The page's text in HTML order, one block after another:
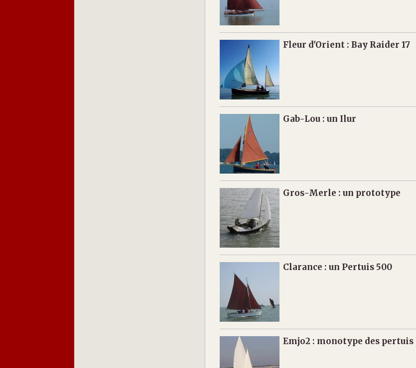
Fleur d'Orient : Bay Raider 17
Gab-Lou : un Ilur
Gros-Merle : un prototype
Clarance : un Pertuis 500
Emjo2 : monotype des pertuis